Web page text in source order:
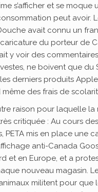
s’afficher et se moque
peut avoir.
avait connu un
du porteur de
y voir des
ne boivent que du
derniers produits
des frais de
raison pour laquelle la
critiquée : Au cours
PETA mis en place une
anti-Canada
et en Europe, et a
nouveau magasin.
militent pour que